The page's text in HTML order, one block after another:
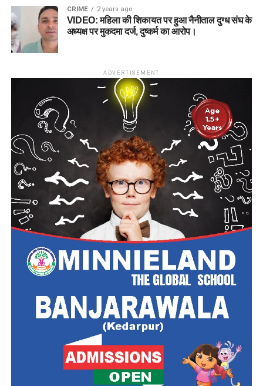
CRIME 2 years ago
VIDEO: महिला की शिकायत पर हुआ नैनीताल दुग्ध संघ के
अध्यक्ष पर मुकदमा दर्ज, दुष्कर्म का आरोप।
ADVERTISEMENT